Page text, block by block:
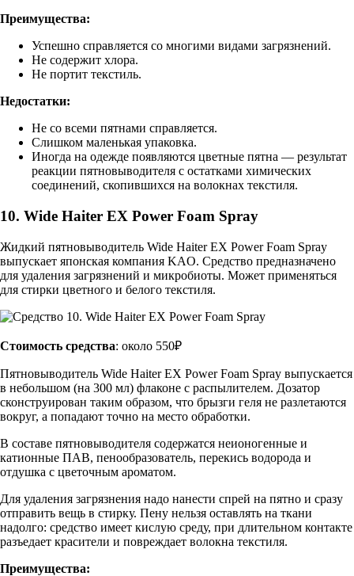
Преимущества:
Успешно справляется со многими видами загрязнений.
Не содержит хлора.
Не портит текстиль.
Недостатки:
Не со всеми пятнами справляется.
Слишком маленькая упаковка.
Иногда на одежде появляются цветные пятна — результат
реакции пятновыводителя с остатками химических
соединений, скопившихся на волокнах текстиля.
10. Wide Haiter EX Power Foam Spray
Жидкий пятновыводитель Wide Haiter EX Power Foam Spray
выпускает японская компания KAO. Средство предназначено
для удаления загрязнений и микробиоты. Может применяться
для стирки цветного и белого текстиля.
Стоимость средства: около 550₽
Пятновыводитель Wide Haiter EX Power Foam Spray выпускается
в небольшом (на 300 мл) флаконе с распылителем. Дозатор
сконструирован таким образом, что брызги геля не разлетаются
вокруг, а попадают точно на место обработки.
В составе пятновыводителя содержатся неионогенные и
катионные ПАВ, пенообразователь, перекись водорода и
отдушка с цветочным ароматом.
Для удаления загрязнения надо нанести спрей на пятно и сразу
отправить вещь в стирку. Пену нельзя оставлять на ткани
надолго: средство имеет кислую среду, при длительном контакте
разъедает красители и повреждает волокна текстиля.
Преимущества: